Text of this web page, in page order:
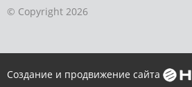
© Copyright 2026
Создание и продвижение сайта